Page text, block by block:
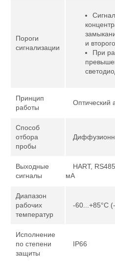
Пороги
сигнализации
и
При
Принцип
работы
Оптический
Способ
отбора
пробы
Выходные
сигналы
HART,
мА
Диапазон
рабочих
температур
-60...+85°С
Исполнение
по степени
защиты
IP66